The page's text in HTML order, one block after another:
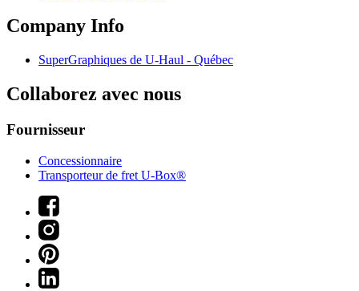
Company Info
SuperGraphiques de U-Haul - Québec
Collaborez avec nous
Fournisseur
Concessionnaire
Transporteur de fret U-Box®